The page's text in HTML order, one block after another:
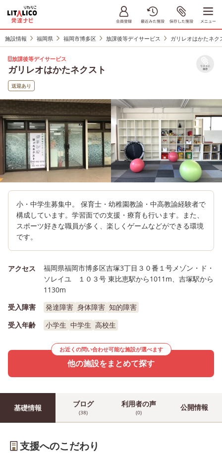
施設情報 福岡県 福岡市博多区 放課後等デイサービス ガリレオはかたネク
放課後等デイサービス
ガリレオはかたネクスト リストに
保存
送迎あり
小・中学生募集中。 保育士・幼稚園教諭・中高教諭経験者で
構成しています。学習面での支援・療育も行います。また、
スポーツ好きな職員が多く、楽しくゲームなどができる環境
です。
アクセス
福岡県福岡市博多区吉塚3丁目３０番１号メゾン・ド・
ソレイユ １０３号 東比恵駅から1011m、吉塚駅から
1130m
受入障害
発達障害 身体障害 知的障害
受入年齢
小学生 中学生 高校生
お近くの問い合わせ可能な施設が選べます
他の施設をまとめて探す
基礎情報 ブログ
(38)
利用者の声
(0)
公開情報
支援へのこだわり